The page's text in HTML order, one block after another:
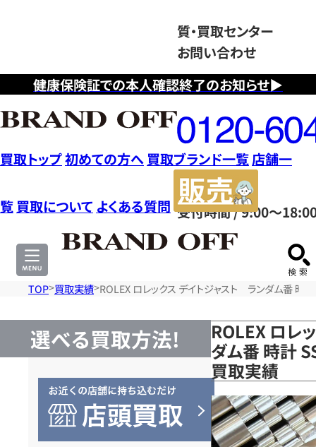
健康保険証での本人確認終了のお知らせ▶
質・買取センター
お問い合わせ
フ
リ
ー
ダ
イ
ヤ
ル
0120604117
受付時間 / 9:00～
買取トップ初めての方へ 買取ブランド一覧店舗一
覧 買取について よくある質問
サ
TOP 買取実績 ROLEX ロレックス デイトジャスト ランダム番 時
選べる買取方法!
ROLEX ロレ
ダム番 時計
買取実績